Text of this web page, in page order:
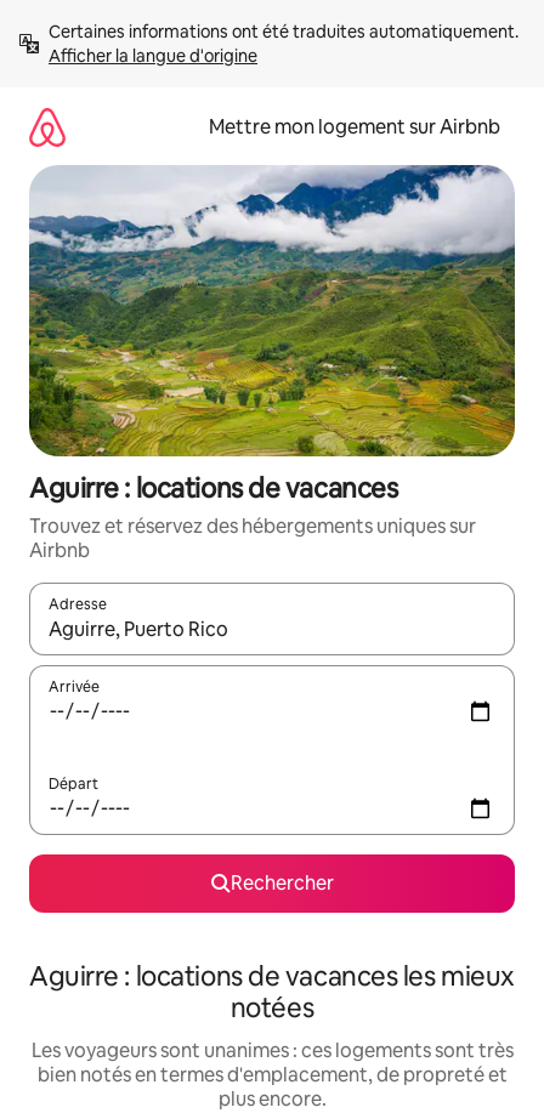
directement
Afficher la langue d'origine
Mettre mon logement sur Airbnb
Aguirre : locations de vacances
Trouvez et réservez des hébergements uniques sur
Airbnb
Adresse
Lorsque les résultats s'affichent, utilisez les flèches vers le
Arrivée
Départ
Rechercher
Aguirre : locations de vacances les mieux
notées
Les voyageurs sont unanimes : ces logements sont très
bien notés en termes d'emplacement, de propreté et
plus encore.